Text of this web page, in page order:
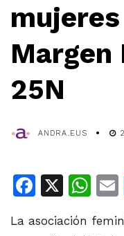
Margen
25N
ANDRA.EUS
X
La asociación